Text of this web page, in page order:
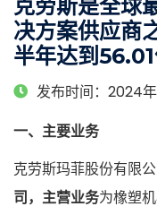
克劳斯是全球
决方案供应商
半年达到
发布时间：2024
一、主要业务
克劳斯玛菲股份有限
司，主营业务为橡塑